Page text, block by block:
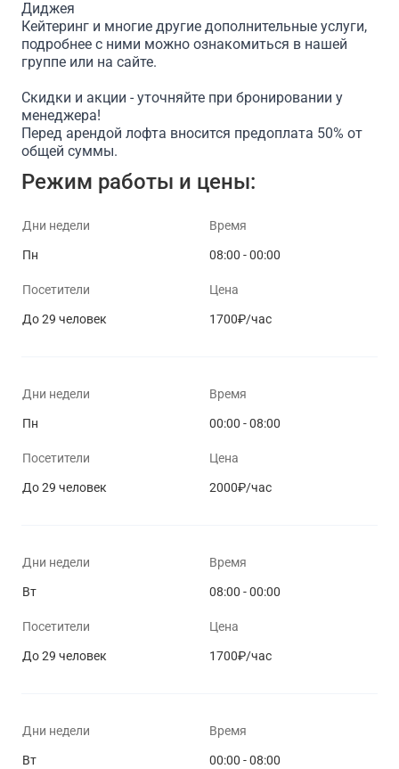
Диджея
Кейтеринг и многие другие дополнительные услуги,
подробнее с ними можно ознакомиться в нашей
группе или на сайте.
Скидки и акции - уточняйте при бронировании у
менеджера!
Перед арендой лофта вносится предоплата 50% от
общей суммы.
Режим работы и цены:
Дни недели
Пн
Время
08:00 - 00:00
Посетители
До 29 человек
Цена
1700₽/час
Дни недели
Пн
Время
00:00 - 08:00
Посетители
До 29 человек
Цена
2000₽/час
Дни недели
Вт
Время
08:00 - 00:00
Посетители
До 29 человек
Цена
1700₽/час
Дни недели
Вт
Время
00:00 - 08:00